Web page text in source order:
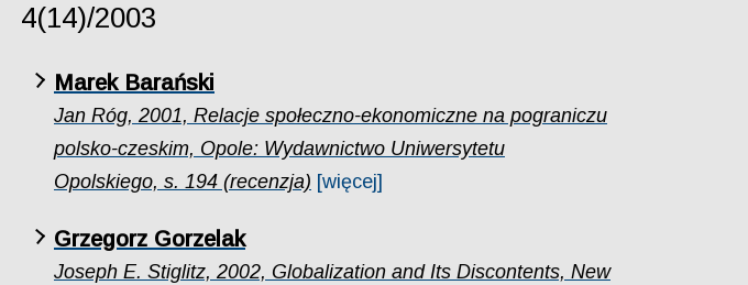
4(14)/2003
Marek Barański
Jan Róg, 2001, Relacje społeczno-ekonomiczne na pograniczu
polsko-czeskim, Opole: Wydawnictwo Uniwersytetu
Opolskiego, s. 194 (recenzja) [więcej]
Grzegorz Gorzelak
Joseph E. Stiglitz, 2002, Globalization and Its Discontents, New